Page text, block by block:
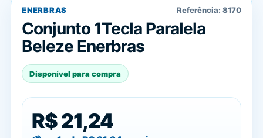
ENERBRAS Referência: 8170
Conjunto 1Tecla Paralela
Beleze Enerbras
Disponível para compra
R$ 21,24